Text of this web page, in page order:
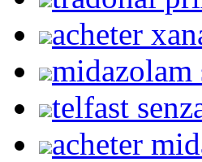
acheter
midazolam
telfast
acheter